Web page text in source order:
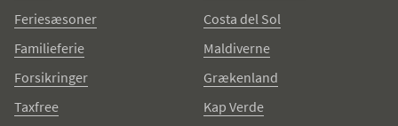
Feriesæsoner
Familieferie
Forsikringer
Taxfree
Costa del Sol
Maldiverne
Grækenland
Kap Verde